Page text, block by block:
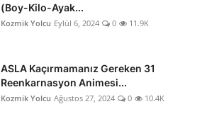
(Boy-Kilo-Ayak...
Kozmik Yolcu Eylül 6, 2024 0 11.9K
ASLA Kaçırmamanız Gereken 31
Reenkarnasyon Animesi...
Kozmik Yolcu Ağustos 27, 2024 0 10.4K